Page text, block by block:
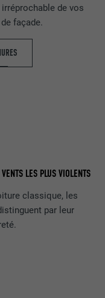
de vos
façade.
LES PLUS VIOLENTS
classique, les
par leur